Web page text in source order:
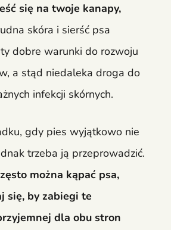
się na twoje kanapy,
skóra i sierść psa
dobre warunki do rozwoju
a stąd niedaleka droga do
infekcji skórnych.
gdy pies wyjątkowo nie
trzeba ją przeprowadzić.
można kąpać psa,
się, by zabiegi te
dla obu stron